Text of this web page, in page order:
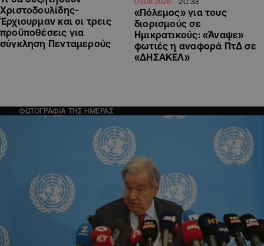
Χριστοδουλίδης-
Έρχιουρμαν και οι τρεις
προϋποθέσεις για
σύγκληση Πενταμερούς
«Πόλεμος» για τους
διορισμούς σε
Ημικρατικούς: «Άναψε»
φωτιές η αναφορά ΠτΔ σε
«ΔΗΣΑΚΕΛ»
ΦΩΤΟΓΡΑΦΙΑ ΤΗΣ ΗΜΕΡΑΣ